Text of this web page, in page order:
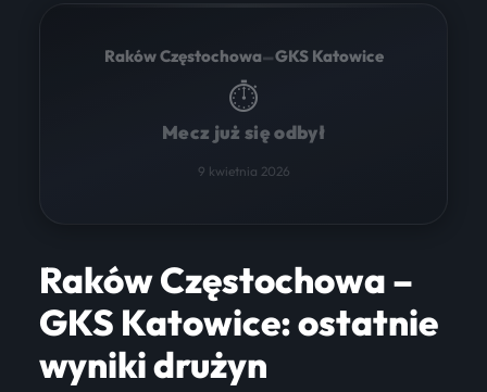
Raków Częstochowa–GKS Katowice
⏱
Mecz już się odbył
9 kwietnia 2026
Raków Częstochowa –
GKS Katowice: ostatnie
wyniki drużyn